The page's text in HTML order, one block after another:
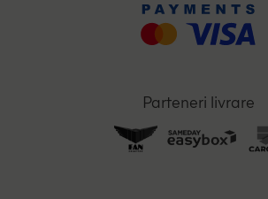
Parteneri livrare